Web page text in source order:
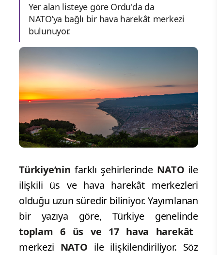
Yer alan listeye göre Ordu'da da
NATO’ya bağlı bir hava harekât merkezi
bulunuyor.
Türkiye’ninfarklı şehirlerinde NATO ile
ilişkili üs ve hava harekât merkezleri
olduğu uzun süredir biliniyor. Yayımlanan
bir yazıya göre, Türkiye genelinde
toplam 6 üs ve 17 hava
harekât
merkezi NATO ile ilişkilendiriliyor. Söz